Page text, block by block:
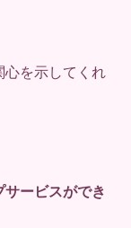
心を示してくれ
ービスができ